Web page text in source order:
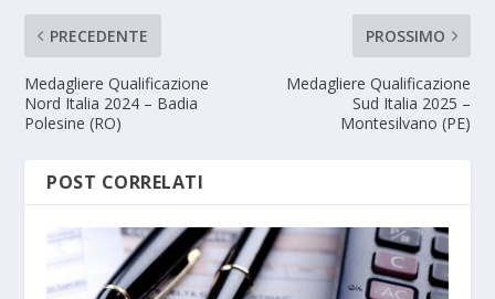
PRECEDENTE
Medagliere Qualificazione
Nord Italia 2024 – Badia
Polesine (RO)
PROSSIMO
Medagliere Qualificazione
Sud Italia 2025 –
Montesilvano (PE)
POST CORRELATI